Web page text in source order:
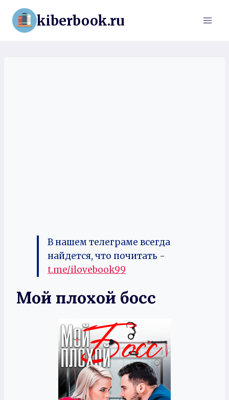
Перейти
содержимому
kiberbook.ru
В нашем телеграме всегда
найдется, что почитать -
t.me/ilovebook99
Мой плохой босс